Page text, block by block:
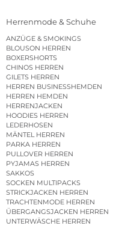
Herrenmode & Schuhe
ANZÜGE & SMOKINGS
BLOUSON HERREN
BOXERSHORTS
CHINOS HERREN
GILETS HERREN
HERREN BUSINESSHEMDEN
HERREN HEMDEN
HERRENJACKEN
HOODIES HERREN
LEDERHOSEN
MÄNTEL HERREN
PARKA HERREN
PULLOVER HERREN
PYJAMAS HERREN
SAKKOS
SOCKEN MULTIPACKS
STRICKJACKEN HERREN
TRACHTENMODE HERREN
ÜBERGANGSJACKEN HERREN
UNTERWÄSCHE HERREN